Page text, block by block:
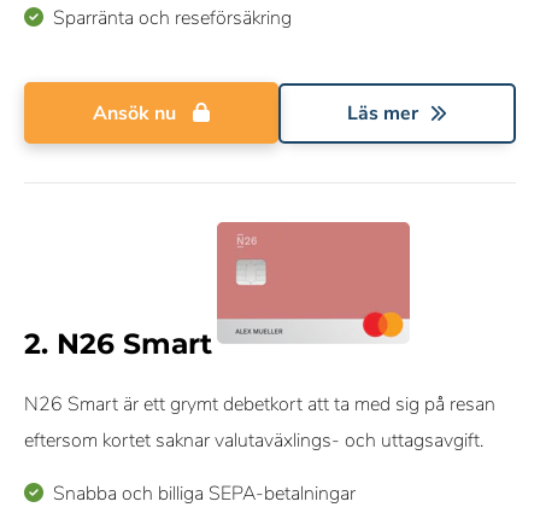
Sparränta och reseförsäkring
Ansök nu Läs mer
2. N26 Smart
N26 Smart är ett grymt debetkort att ta med sig på resan
eftersom kortet saknar valutaväxlings- och uttagsavgift.
Snabba och billiga SEPA-betalningar